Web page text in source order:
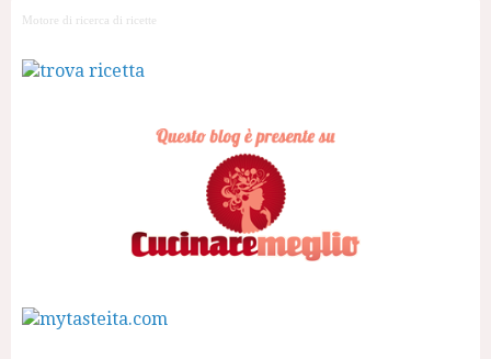
Motore di ricerca di ricette